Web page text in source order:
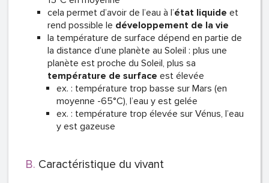
cela permet d’avoir de l’eau à l’état liquide et
rend possible le développement de la vie
la température de surface dépend en partie de
la distance d’une planète au Soleil : plus une
planète est proche du Soleil, plus sa
température de surface est élevée
ex. : température trop basse sur Mars (en
moyenne -65°C), l’eau y est gelée
ex. : température trop élevée sur Vénus, l’eau
y est gazeuse
Caractéristique du vivant